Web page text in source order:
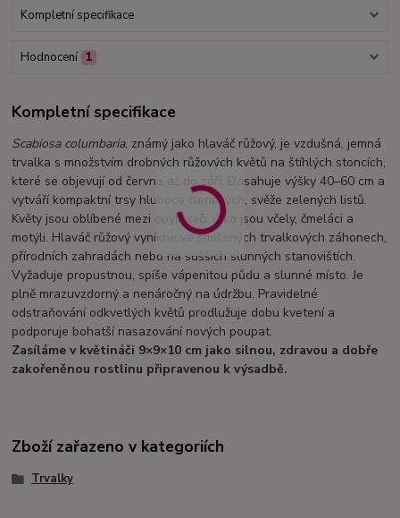
Kompletní specifikace
Hodnocení 1
Kompletní specifikace
Scabiosa columbaria, známý jako hlaváč růžový, je vzdušná, jemná
trvalka s množstvím drobných růžových květů na štíhlých stoncích,
které se objevují od června až do září. Dosahuje výšky 40–60 cm a
vytváří kompaktní trsy hluboce členěných, svěže zelených listů.
Květy jsou oblíbené mezi opylovači, jako jsou včely, čmeláci a
motýli. Hlaváč růžový vynikne ve smíšených trvalkových záhonech,
přírodních zahradách nebo na sušších slunných stanovištích.
Vyžaduje propustnou, spíše vápenitou půdu a slunné místo. Je
plně mrazuvzdorný a nenáročný na údržbu. Pravidelné
odstraňování odkvetlých květů prodlužuje dobu kvetení a
podporuje bohatší nasazování nových poupat.
Zasíláme v květináči 9×9×10 cm jako silnou, zdravou a dobře
zakořeněnou rostlinu připravenou k výsadbě.
Zboží zařazeno v kategoriích
Trvalky